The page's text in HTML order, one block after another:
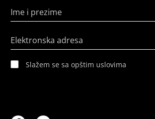
Ime i prezime
Elektronska adresa
Slažem se sa opštim uslovima